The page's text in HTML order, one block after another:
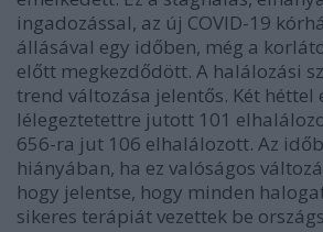
ingadozással, az új COVID-19
állásával egy időben, még a
előtt megkezdődött. A halálozási
trend változása jelentős. Két héttel
lélegeztetettre jutott 101
656-ra jut 106 elhalálozott. Az
hiányában, ha ez valóságos
hogy jelentse, hogy minden
sikeres terápiát vezettek be